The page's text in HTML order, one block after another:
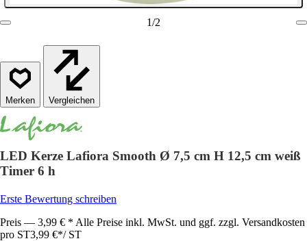
1/2
Vergleichen
LED Kerze Lafiora Smooth Ø 7,5 cm H 12,5 cm weiß
Timer 6 h
Erste Bewertung schreiben
Preis — 3,99 € * Alle Preise inkl. MwSt. und ggf. zzgl. Versandkosten
pro ST3,99 €*/ ST